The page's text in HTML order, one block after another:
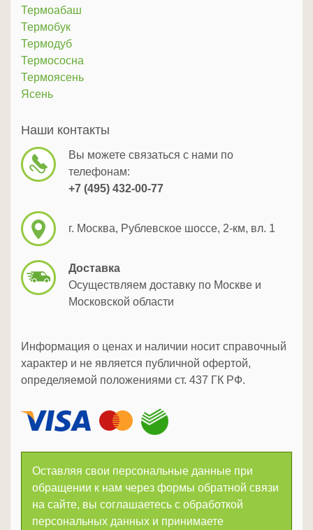
Термоабаш
Термобук
Термодуб
Термососна
Термоясень
Ясень
Наши контакты
Вы можете связаться с нами по
телефонам:
+7 (495) 432-00-77
г. Москва, Рублевское шоссе, 2-км, вл. 1
Доставка
Осуществляем доставку по Москве и
Московской области
Информация о ценах и наличии носит справочный
характер и не является публичной офертой,
определяемой положениями ст. 437 ГК РФ.
Оставляя свои персональные данные при
обращении к нам через формы обратной связи
на сайте, вы соглашаетесь с обработкой
персональных данных и принимаете